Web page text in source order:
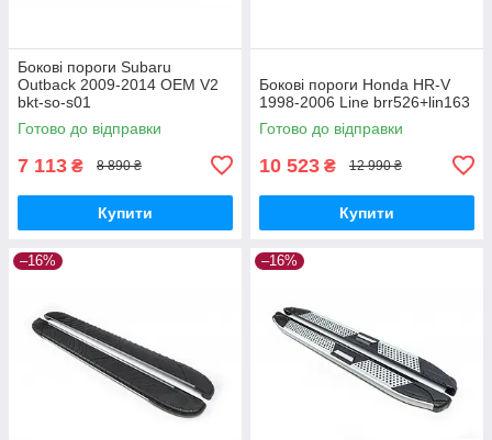
Бокові пороги Subaru
Outback 2009-2014 OEM V2
bkt-so-s01
Готово до відправки
7 113 ₴ 8 890 ₴
Купити
Бокові пороги Honda HR-V
1998-2006 Line brr526+lin163
Готово до відправки
10 523 ₴ 12 990 ₴
Купити
–16% –16%